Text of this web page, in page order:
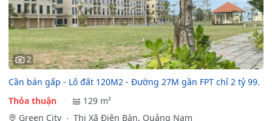
2
Cần bán gấp - Lô đất 120M2 - Đường 27M gần FPT chỉ 2 tỷ 99.
Thỏa thuận
129 m²
Green City
Thị Xã Điện Bàn, Quảng Nam